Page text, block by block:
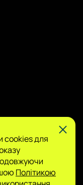
характер.
редакція не
відповідальності
ігор і не
cookies для
Політикою